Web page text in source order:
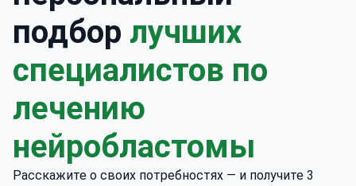
подбор лучших
специалистов по
лечению
нейробластомы
Расскажите о своих потребностях — и получите 3